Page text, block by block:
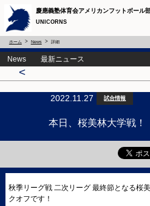
慶應義塾体育会アメリカンフットボール
UNICORNS
ホーム News 詳細
News 最新ニュース
<
2022.11.27 試合情報
本日、桜美林大学戦！
秋季リーグ戦 二次リーグ 最終節となる桜
クオフです！